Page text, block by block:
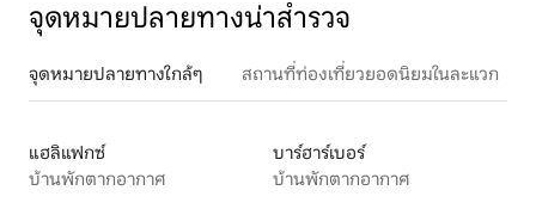
จุดหมายปลายทางน่าสำรวจ
จุดหมายปลายทางใกล้ๆ สถานที่ท่องเที่ยวยอดนิยมในละแวก
แฮลิแฟกซ์
บ้านพักตากอากาศ
บาร์ฮาร์เบอร์
บ้านพักตากอากาศ